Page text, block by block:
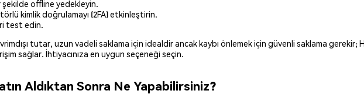
offline yedekleyin.
kimlik doğrulamayı (2FA) etkinleştirin.
test edin.
tutar, uzun vadeli saklama için idealdir ancak kaybı önlemek için güvenli saklama
sağlar. İhtiyacınıza en uygun seçeneği seçin.
Aldıktan Sonra Ne Yapabilirsiniz?